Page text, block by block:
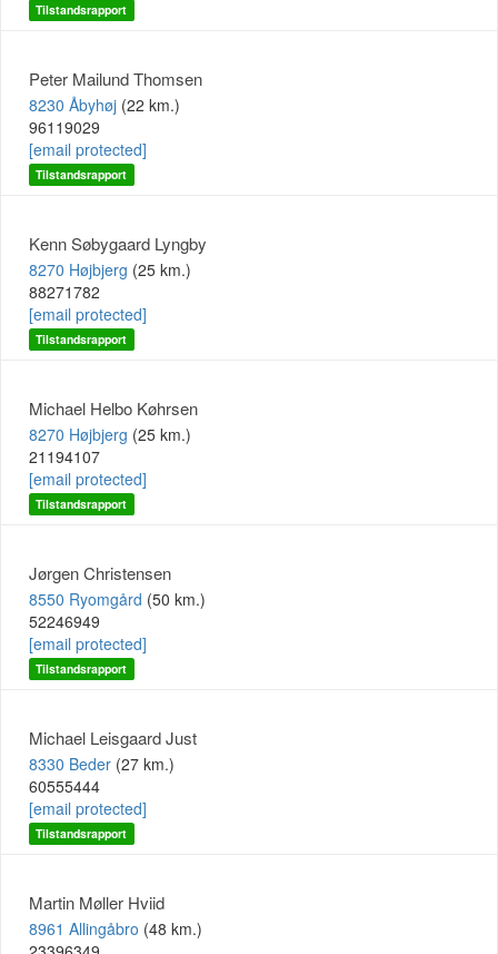
Tilstandsrapport
Peter Mailund Thomsen
8230 Åbyhøj (22 km.)
96119029
[email protected]
Tilstandsrapport
Kenn Søbygaard Lyngby
8270 Højbjerg (25 km.)
88271782
[email protected]
Tilstandsrapport
Michael Helbo Køhrsen
8270 Højbjerg (25 km.)
21194107
[email protected]
Tilstandsrapport
Jørgen Christensen
8550 Ryomgård (50 km.)
52246949
[email protected]
Tilstandsrapport
Michael Leisgaard Just
8330 Beder (27 km.)
60555444
[email protected]
Tilstandsrapport
Martin Møller Hviid
8961 Allingåbro (48 km.)